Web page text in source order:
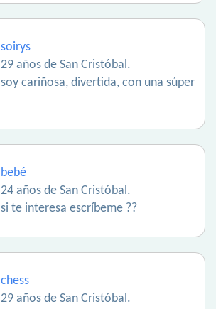
soirys
29 años de San Cristóbal.
soy cariñosa, divertida, con una súper
bebé
24 años de San Cristóbal.
si te interesa escríbeme ??
chess
29 años de San Cristóbal.